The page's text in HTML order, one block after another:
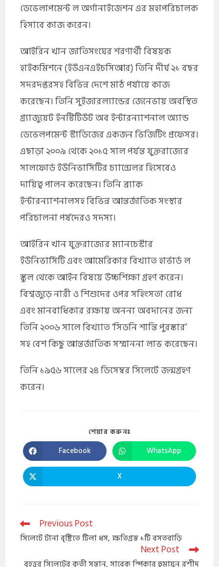
ডেভেলাপমেন্ট ল অর্গানাইজেশন এর মহাপরিচালক
হিসাবে কাজ করেন।
আইরিন খান জাতিসংঘের শরণার্থী বিষয়ক
হাইকমিশনে (ইউএনএইচসিআর) তিনি দীর্ঘ ২১ বছর
সদরদপ্তরসহ বিভিন্ন দেশে মাঠ পর্যায়ে কাজ
করেছেন। তিনি সুইজারল্যান্ডের জেনেভায় অবস্থিত
গ্র্যাজুয়েট ইনস্টিটিউট অব ইন্টারন্যাশনাল অ্যান্ড
ডেভেলপমেন্ট স্টাডিজের একজন ভিজিটিং প্রফেসর।
এছাড়া ২০০৯ থেকে ২০১৫ সাল পর্যন্ত যুক্তরাজ্যের
সালফোর্ড ইউনিভার্সিটির চ্যান্সেলর হিসেবেও
দায়িত্ব পালন করেছেন। তিনি ব্র্যাক
ইন্টারন্যাশনালসহ বিভিন্ন আন্তর্জাতিক সংস্থার
পরিচালনা পর্ষদেরও সদস্য।
আইরিন খান যুক্তরাজ্যের ম্যানচেস্টার
ইউনিভার্সিটি এবং আমেরিকার বিখ্যাত হার্ভার্ড ল
স্কুল থেকে আইন বিষয়ে উচ্চশিক্ষা গ্রহণ করেন।
বিশ্বজুড়ে নারী ও শিশুদের ওপর সহিংসতা রোধ
এবং মানবাধিকার রক্ষায় অনন্য অবদানের জন্য
তিনি ২০০৬ সালে বিখ্যাত ‘সিডনি শান্তি পুরস্কার’
সহ বেশ কিছু আন্তর্জাতিক সম্মাননা লাভ করেছেন।
তিনি ১৯৫৬ সালের ২৪ ডিসেম্বর সিলেটে জন্মগ্রহণ
করেন।
শেয়ার করুনঃ
Facebook WhatsApp
X
Previous Post
সিলেটে টানা বৃষ্টিতে টিলা ধস, ক্ষতিগ্রস্ত ১টি বসতবাড়ি
Next Post
বৃহত্তর সিলেটের কৃতী সন্তান, সাবেক স্পিকার হুমায়ুন রশীদ